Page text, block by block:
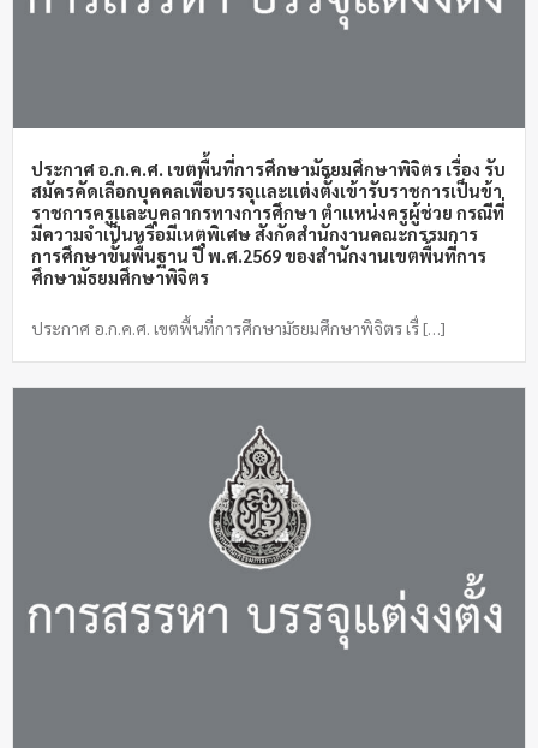
ประกาศ อ.ก.ค.ศ. เขตพื้นที่การศึกษามัธยมศึกษาพิจิตร เรื่อง รับ
สมัครคัดเลือกบุคคลเพื่อบรรจุเเละเเต่งตั้งเข้ารับราชการเป็นข้า
ราชการครูเเละบุคลากรทางการศึกษา ตำเเหน่งครูผู้ช่วย กรณีที่
มีความจำเป็นหรือมีเหตุพิเศษ สังกัดสำนักงานคณะกรรมการ
การศึกษาขั้นพื้นฐาน ปี พ.ศ.2569 ของสำนักงานเขตพื้นที่การ
ศึกษามัธยมศึกษาพิจิตร
ประกาศ อ.ก.ค.ศ. เขตพื้นที่การศึกษามัธยมศึกษาพิจิตร เรื่ […]